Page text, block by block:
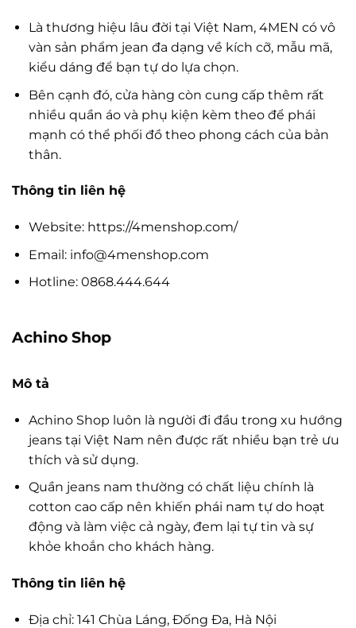
Là thương hiệu lâu đời tại Việt Nam, 4MEN có vô
vàn sản phẩm jean đa dạng về kích cỡ, mẫu mã,
kiểu dáng để bạn tự do lựa chọn.
Bên cạnh đó, cửa hàng còn cung cấp thêm rất
nhiều quần áo và phụ kiện kèm theo để phái
mạnh có thể phối đồ theo phong cách của bản
thân.
Thông tin liên hệ
Website: https://4menshop.com/
Email: info@4menshop.com
Hotline: 0868.444.644
Achino Shop
Mô tả
Achino Shop luôn là người đi đầu trong xu hướng
jeans tại Việt Nam nên được rất nhiều bạn trẻ ưu
thích và sử dụng.
Quần jeans nam thường có chất liệu chính là
cotton cao cấp nên khiến phái nam tự do hoạt
động và làm việc cả ngày, đem lại tự tin và sự
khỏe khoắn cho khách hàng.
Thông tin liên hệ
Địa chỉ: 141 Chùa Láng, Đống Đa, Hà Nội